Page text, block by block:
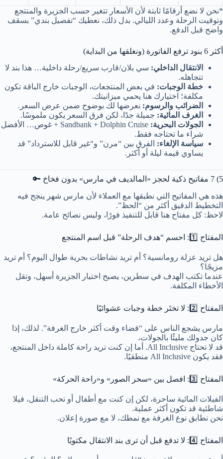
*نحن لا نضع أرقامًا ثابتة لأن الأسعار تتغير حسب الجزيرة والمنتجع
وتوقيت الرحلة وعدد الليالي. بدل ذلك، نعطيك “تفصيل بندي” بسقف
واضح قبل الدفع.
أكثر 6 بنود ترفع الفاتورة (ونغلقها من البداية)
الانتقال الداخلي: سي بلان/قارب سريع/رحلة داخلية… هذا بند لا
تتجاهله.
خطة الوجبات: في بعض المنتجعات، الوجبات خارج الباقة تكون
مكلفة؛ اختيارك هنا يحمي ميزانيتك.
الضرائب والرسوم: نعرضها لك بوضوح ضمن عرض السعر.
الغرف المائية: جميلة جدًا، لكن فرق السعر يكون ملموسًا.
الجولات البحرية:
Sandbank + Dolphin Cruise + غوص… الأفضل
شراء ما تحتاجه فقط.
سياسة الإلغاء: الفرق بين “مرن” و“غير قابل للاسترداد” قد
يساوي قيمة ليلة أو أكثر.
5) 7 مفاتيح ذكية لحجز «المالديف في مارس» بدون فخاخ 🔑
هذه هي المفاتيح التي نطبقها مع العملاء لأن مارس شهر ينجح فيه
التخطيط الدقيق أكثر من “الحظ”.
لاحظ: كل مفتاح هنا قابل للتنفيذ فورًا، وليس نصائح عامة.
المفتاح 1️⃣: احسم “هدف الرحلة” قبل اسم المنتجع
هل تريد عزلة رومانسية؟ أم تريد نشاطات بحرية طوال اليوم؟ أم تريد
مزيجًا؟
عندما تكتب الهدف في سطرين، يصبح اختيار الجزيرة أسهل، وتقل
الأخطاء المكلفة.
المفتاح 2️⃣: لا تختَر خطة وجبات عشوائيًا
مارس يشجع الناس على “قضاء وقت أكثر خارج الغرفة”. لذلك، إذا
كان جدولك مليئًا بالجولات،
قد لا تحتاج All Inclusive. أما إن كنت تريد راحة كاملة داخل المنتجع،
فقد يكون All Inclusive منطقيًا.
المفتاح 3️⃣: افصل بين «سحر الصور» و«راحة الحركة»
الفيلات المائية ساحرة، لكن إن كنت مع أطفال أو تحب التنقل، فيلا
شاطئية قد تكون أكثر عملية.
نحن نطابق نوع الغرفة مع نمطك، لا مع صورة إعلان.
المفتاح 4️⃣: لا تدفع قبل أن ترى بند الانتقال مكتوبًا